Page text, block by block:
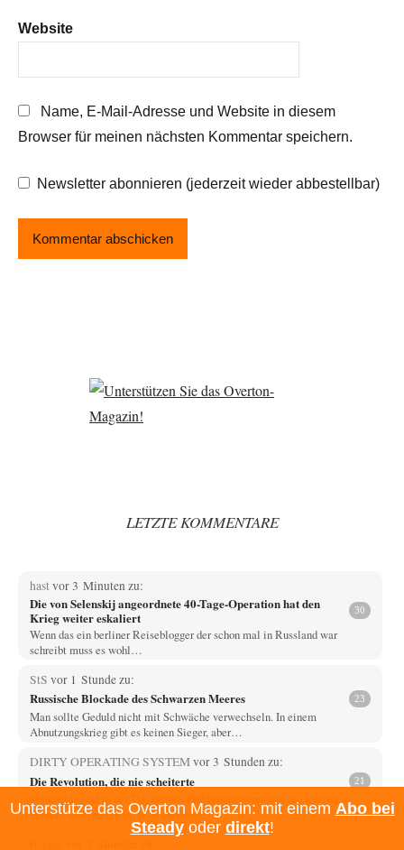
Website
Name, E-Mail-Adresse und Website in diesem
Browser für meinen nächsten Kommentar speichern.
Newsletter abonnieren (jederzeit wieder abbestellbar)
LETZTE KOMMENTARE
hastvor 3 Minuten zu:
Die von Selenskij angeordnete 40-Tage-Operation hat den
Krieg weiter eskaliert
30
Wenn das ein berliner Reiseblogger der schon mal in Russland war
schreibt muss es wohl…
StS vor 1 Stunde zu:
Russische Blockade des Schwarzen Meeres 23
Man sollte Geduld nicht mit Schwäche verwechseln. In einem
Abnutzungskrieg gibt es keinen Sieger, aber…
DIRTY OPERATING SYSTEMvor 3 Stunden zu:
Die Revolution, die nie scheiterte 21
@jjkoeln "Und in der Tat, steiges Problematisieren und die letzten
Winkel analysieren ist nicht hilfreich.…
Unterstütze das Overton Magazin: mit einem Abo bei
Steadyoder direkt!